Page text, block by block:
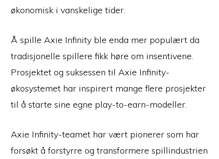
økonomisk i vanskelige tider.
Å spille Axie Infinity ble enda mer populært da
tradisjonelle spillere fikk høre om insentivene.
Prosjektet og suksessen til Axie Infinity-
økosystemet har inspirert mange flere prosjekter
til å starte sine egne play-to-earn-modeller.
Axie Infinity-teamet har vært pionerer som har
forsøkt å forstyrre og transformere spillindustrien